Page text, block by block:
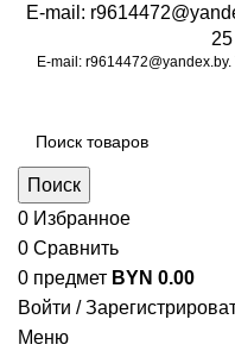
E-mail:
E-mail: r9614472@yandex.by.
Поиск
0 Избранное
0 Сравнить
0 предмет BYN 0.00
Войти /
Меню